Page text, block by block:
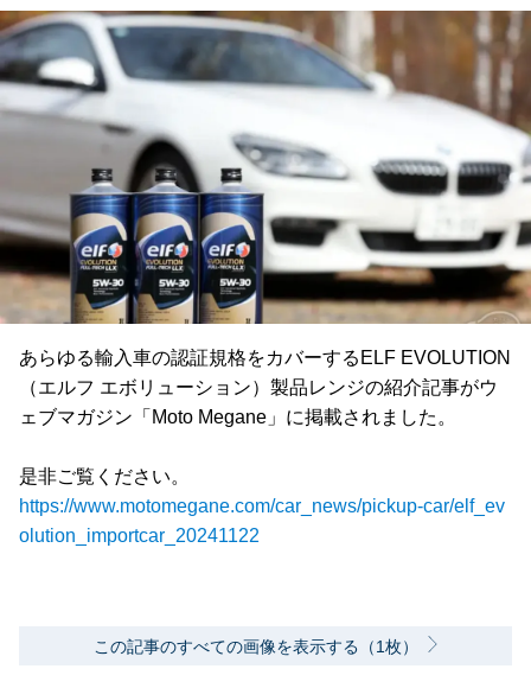
あらゆる輸入車の認証規格をカバーするELF EVOLUTION
（エルフ エボリューション）製品レンジの紹介記事がウ
ェブマガジン「Moto Megane」に掲載されました。
是非ご覧ください。
https://www.motomegane.com/car_news/pickup-car/elf_ev
olution_importcar_20241122
この記事のすべての画像を表示する（1枚）